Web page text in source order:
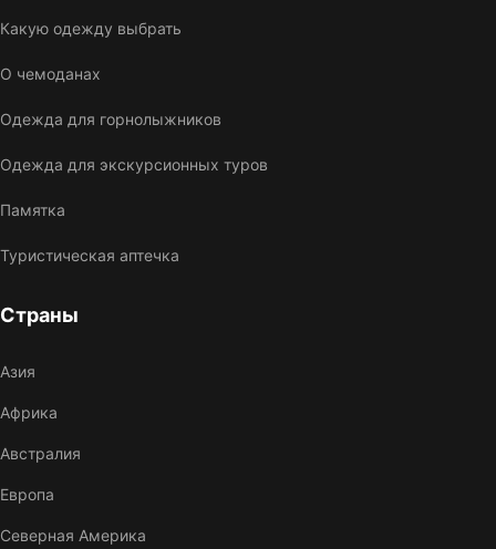
Какую одежду выбрать
О чемоданах
Одежда для горнолыжников
Одежда для экскурсионных туров
Памятка
Туристическая аптечка
Страны
Азия
Африка
Австралия
Европа
Северная Америка